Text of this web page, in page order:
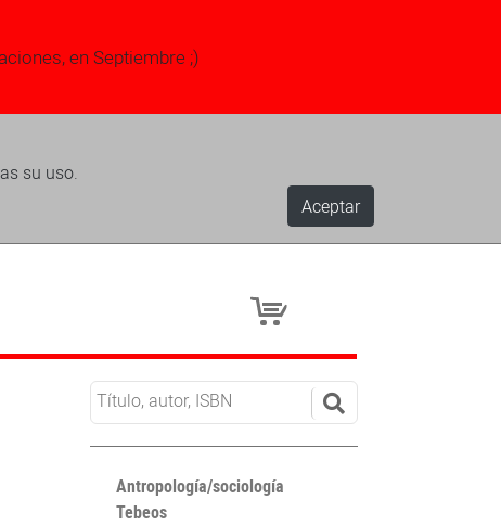
en Septiembre ;)
su uso.
Aceptar
Antropología/sociología
Tebeos